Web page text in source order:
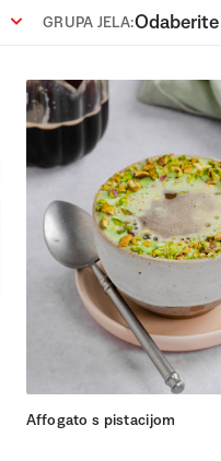
GRUPA JELA:Odaberite
Affogato s pistacijom